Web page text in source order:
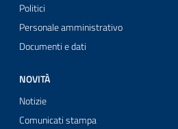
Politici
Personale amministrativo
Documenti e dati
NOVITÀ
Notizie
Comunicati stampa